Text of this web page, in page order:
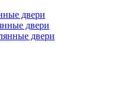
двери
двери
двери